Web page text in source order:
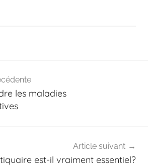
les maladies
Article suivant
est-il vraiment essentiel?